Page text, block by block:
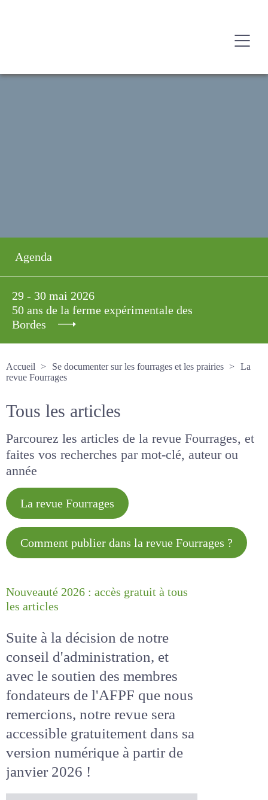
Agenda
29 - 30 mai 2026
50 ans de la ferme expérimentale des
Bordes
Accueil
Se documenter sur les fourrages et les prairies
La revue Fourrages
Tous les articles
Parcourez les articles de la revue Fourrages, et
faites vos recherches par mot-clé, auteur ou
année
La revue Fourrages
Comment publier dans la revue
Nouveauté 2026 : accès gratuit à
Suite à la décision de notre
conseil d'administration, et
avec le soutien des membres
fondateurs de l'AFPF que nous
remercions, notre revue sera
accessiblegratuitementdans
sa version numérique
de janvier 2026 !